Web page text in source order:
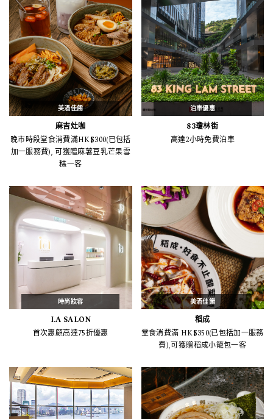
美酒佳餚
麻吉灶咖
晚市時段堂食消費滿HK$300(已包括
加一服務費), 可獲贈麻薯豆乳芒果雪
糕一客
泊車優惠
83瓊林街
高達2小時免費泊車
時尚妝容
I.A SALON
首次惠顧高達75折優惠
美酒佳餚
稻成
堂食消費滿 HK$350(已包括加一服務
費),可獲贈稻成小籠包一客